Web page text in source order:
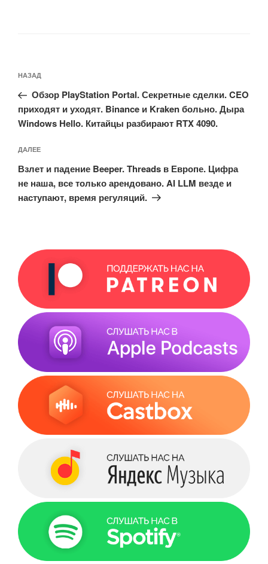
по
записям
Предыдущая
запись:
НАЗАД
Обзор PlayStation Portal. Секретные сделки. CEO
приходят и уходят. Binance и Kraken больно. Дыра
Windows Hello. Китайцы разбирают RTX 4090.
Следующая
запись
ДАЛЕЕ
Взлет и падение Beeper. Threads в Европе. Цифра
не наша, все только арендовано. AI LLM везде и
наступают, время регуляций.